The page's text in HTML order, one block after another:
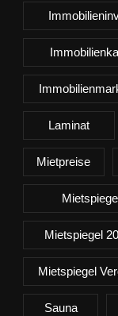
Laminat
Mietpreise
Mietspiegel
Mietspiegel
Sauna